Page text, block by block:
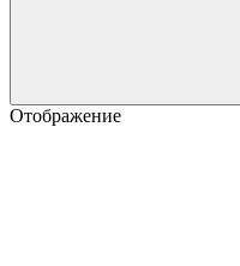
Отображение